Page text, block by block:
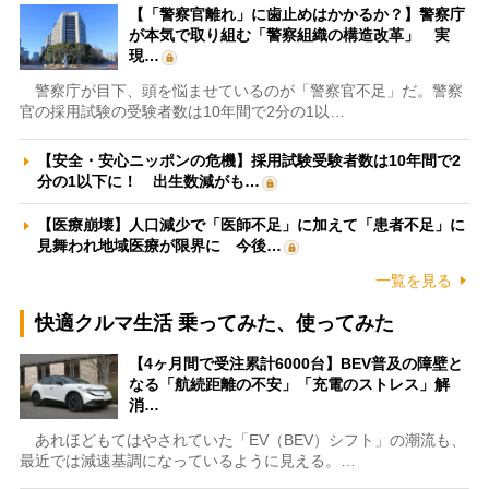
【「警察官離れ」に歯止めはかかるか？】警察庁
が本気で取り組む「警察組織の構造改革」 実
現…
警察庁が目下、頭を悩ませているのが「警察官不足」だ。警察
官の採用試験の受験者数は10年間で2分の1以…
【安全・安心ニッポンの危機】採用試験受験者数は10年間で2
分の1以下に！ 出生数減がも…
【医療崩壊】人口減少で「医師不足」に加えて「患者不足」に
見舞われ地域医療が限界に 今後…
一覧を見る
快適クルマ生活 乗ってみた、使ってみた
【4ヶ月間で受注累計6000台】BEV普及の障壁と
なる「航続距離の不安」「充電のストレス」解
消…
あれほどもてはやされていた「EV（BEV）シフト」の潮流も、
最近では減速基調になっているように見える。…